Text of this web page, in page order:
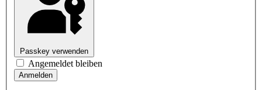
Passkey verwenden
Angemeldet bleiben